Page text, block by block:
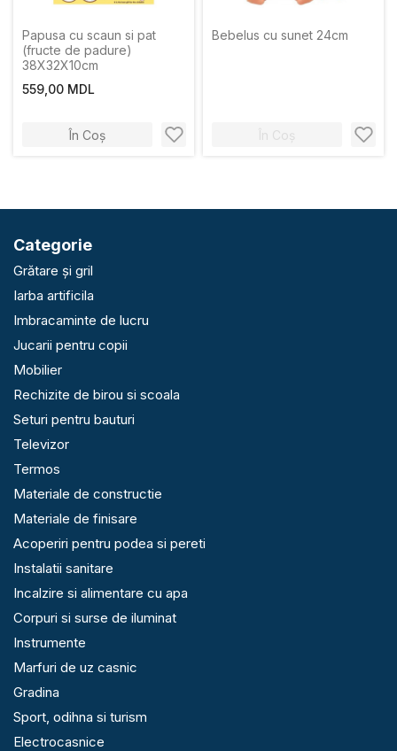
Papusa cu scaun si pat
(fructe de padure)
38X32X10cm
559,00 MDL
În Coș
Bebelus cu sunet 24cm
În Coș
Categorie
Grătare și gril
Iarba artificila
Imbracaminte de lucru
Jucarii pentru copii
Mobilier
Rechizite de birou si scoala
Seturi pentru bauturi
Televizor
Termos
Materiale de constructie
Materiale de finisare
Acoperiri pentru podea si pereti
Instalatii sanitare
Incalzire si alimentare cu apa
Corpuri si surse de iluminat
Instrumente
Marfuri de uz casnic
Gradina
Sport, odihna si turism
Electrocasnice